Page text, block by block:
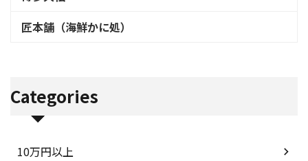
匠本舗（海鮮かに処）
Categories
10万円以上